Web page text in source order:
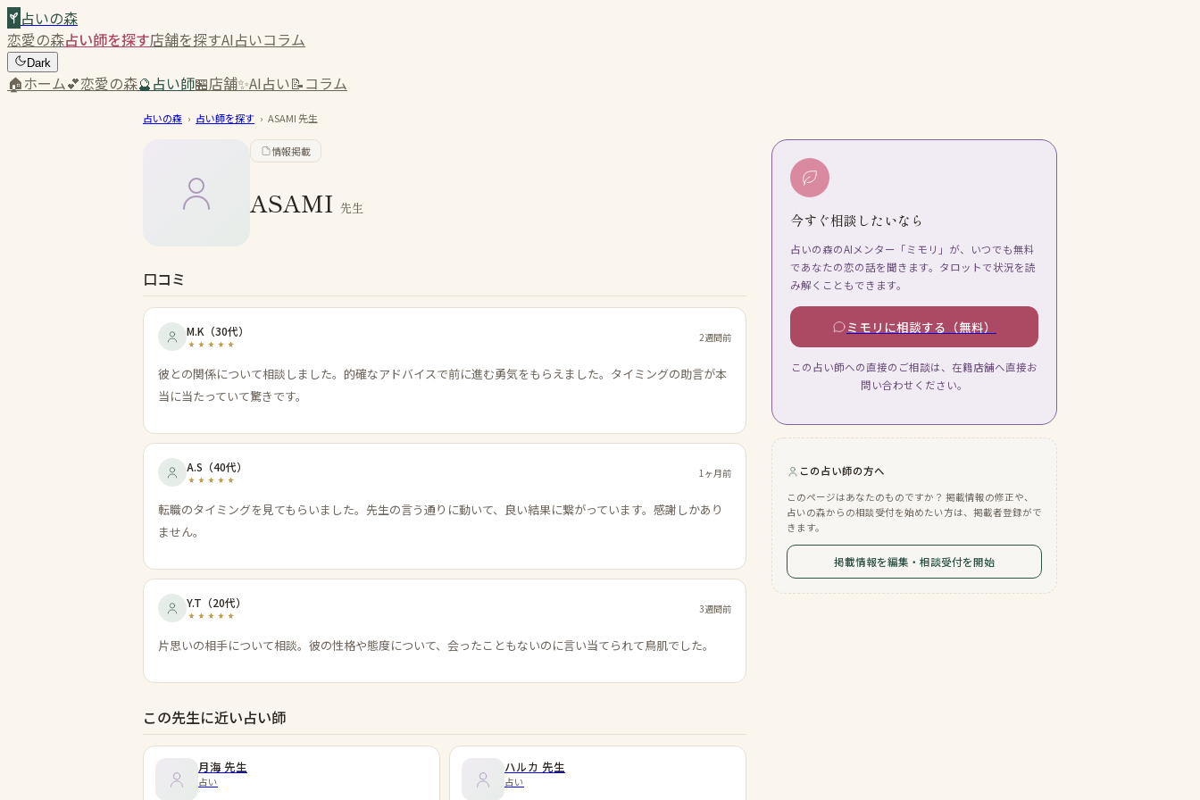
占いの森
恋愛の森占い師を探す店舗を探すAI占いコラム
Dark
🏠ホーム💕恋愛の森🔮占い師🏪店舗✨AI占い📝コラム
占いの森 › 占い師を探す › ASAMI先生
情報掲載
ASAMI 先生
口コミ
M.K （30代） 2週間前
彼との関係について相談しました。的確なアドバイスで前に進む勇気をもらえました。タイミングの助言が本
当に当たっていて驚きです。
A.S （40代） 1ヶ月前
転職のタイミングを見てもらいました。先生の言う通りに動いて、良い結果に繋がっています。感謝しかあり
ません。
Y.T （20代） 3週間前
片思いの相手について相談。彼の性格や態度について、会ったこともないのに言い当てられて鳥肌でした。
この先生に近い占い師
月海 先生
占い
ハルカ 先生
占い
今すぐ相談したいなら
占いの森のAIメンター「ミモリ」が、いつでも無料
であなたの恋の話を聞きます。タロットで状況を読
み解くこともできます。
ミモリに相談する（無料）
この占い師への直接のご相談は、在籍店舗へ直接お
問い合わせください。
この占い師の方へ
このページはあなたのものですか？ 掲載情報の修正や、
占いの森からの相談受付を始めたい方は、掲載者登録がで
きます。
掲載情報を編集・相談受付を開始